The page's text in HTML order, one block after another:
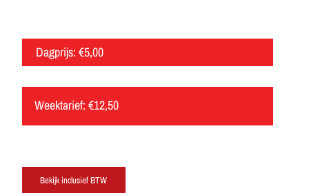
Dagprijs: €5,00
Weektarief: €12,50